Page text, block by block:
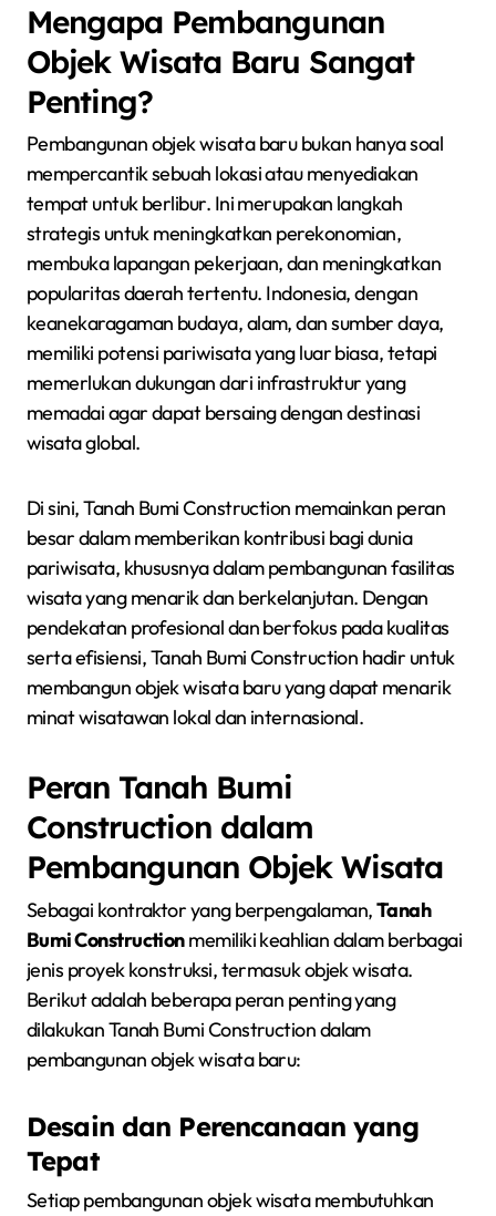
Mengapa Pembangunan
Objek Wisata Baru Sangat
Penting?
Pembangunan objek wisata baru bukan hanya soal
mempercantik sebuah lokasi atau menyediakan
tempat untuk berlibur. Ini merupakan langkah
strategis untuk meningkatkan perekonomian,
membuka lapangan pekerjaan, dan meningkatkan
popularitas daerah tertentu. Indonesia, dengan
keanekaragaman budaya, alam, dan sumber daya,
memiliki potensi pariwisata yang luar biasa, tetapi
memerlukan dukungan dari infrastruktur yang
memadai agar dapat bersaing dengan destinasi
wisata global.
Di sini, Tanah Bumi Construction memainkan peran
besar dalam memberikan kontribusi bagi dunia
pariwisata, khususnya dalam pembangunan fasilitas
wisata yang menarik dan berkelanjutan. Dengan
pendekatan profesional dan berfokus pada kualitas
serta efisiensi, Tanah Bumi Construction hadir untuk
membangun objek wisata baru yang dapat menarik
minat wisatawan lokal dan internasional.
Peran Tanah Bumi
Construction dalam
Pembangunan Objek Wisata
Sebagai kontraktor yang berpengalaman,Tanah
Bumi Constructionmemiliki keahlian dalam berbagai
jenis proyek konstruksi, termasuk objek wisata.
Berikut adalah beberapa peran penting yang
dilakukan Tanah Bumi Construction dalam
pembangunan objek wisata baru:
Desain dan Perencanaan yang
Tepat
Setiap pembangunan objek wisata membutuhkan